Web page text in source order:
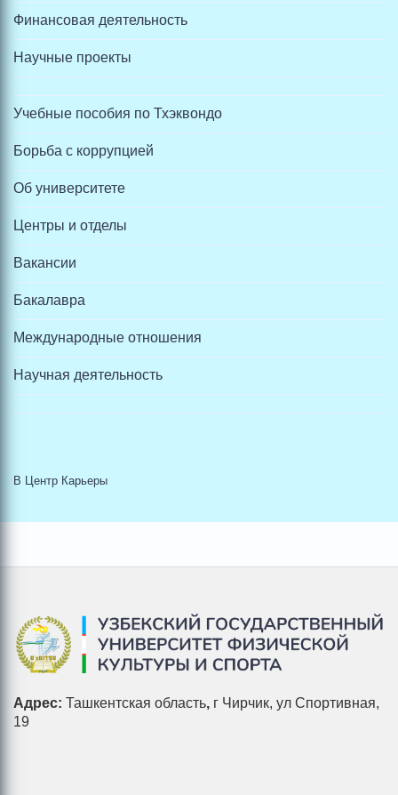
Финансовая деятельность
Научные проекты
Учебные пособия по Тхэквондо
Борьба с коррупцией
Об университете
Центры и отделы
Вакансии
Бакалавра
Международные отношения
Научная деятельность
В Центр Карьеры
Адрес: Ташкентская область, г Чирчик, ул Спортивная,
19